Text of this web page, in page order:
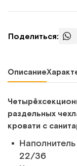
Поделиться:
Описание
раздельных
кровати с
22/36